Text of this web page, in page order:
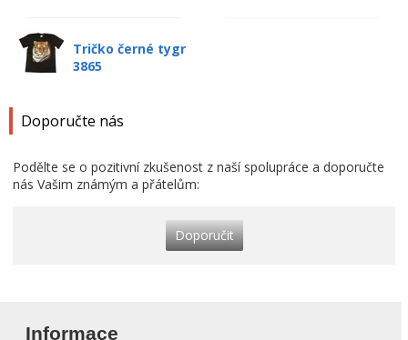
Tričko černé tygr
3865
Doporučte nás
Podělte se o pozitivní zkušenost z naší spolupráce a doporučte
nás Vašim známým a přátelům:
Doporučit
Informace